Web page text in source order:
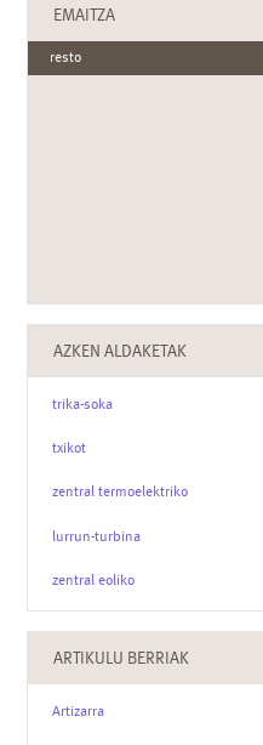
EMAITZA
resto
AZKEN ALDAKETAK
trika-soka
txikot
zentral termoelektriko
lurrun-turbina
zentral eoliko
ARTIKULU BERRIAK
Artizarra